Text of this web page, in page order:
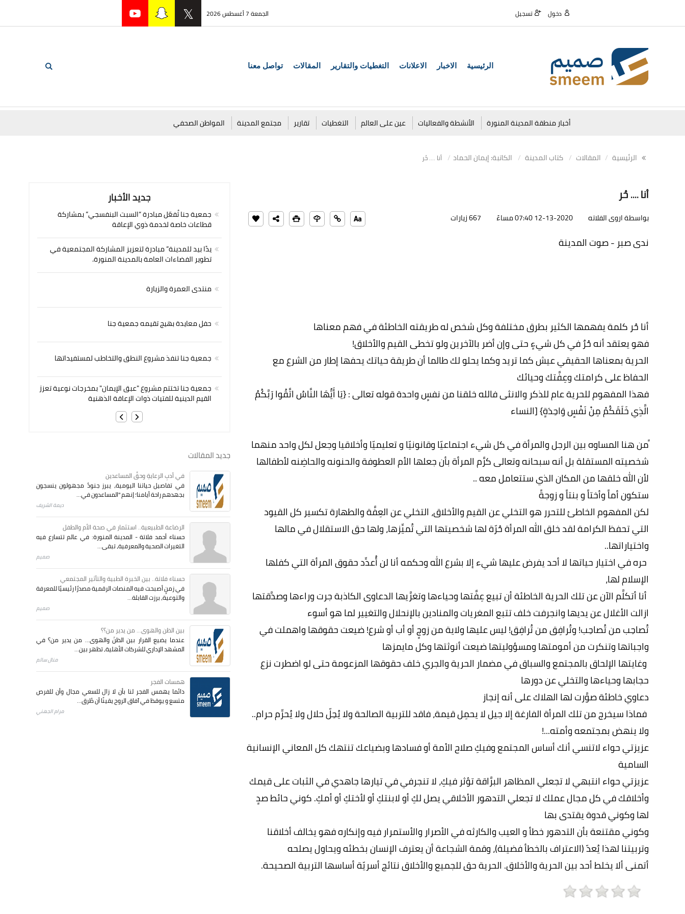
الجمعة 7 أغسطس 2026 دخول تسجيل
الرئيسية الاخبار الاعلانات التغطيات والتقارير المقالات تواصل معنا
أخبار منطقة المدينة المنورة الأنشطة والفعاليات عين على العالم التغطيات تقارير مجتمع المدينة المواطن الصحفي
الرئيسية المقالات كتاب المدينة الكاتبة: إيمان الحماد أنا .... حُر
أنا .... حُر
بواسطة اروى الفلاته 12-13-2020 07:40 مساءً 667 زيارات
ندى صبر - صوت المدينة
أنا حُر كلمة يفهمها الكثير بطرق مختلفة وكل شخص له طريقته الخاطئة في فهم معناها
فهو يعتقد أنه حُرٌ في كل شيءٍ حتى وإن أضر بالآخرين ولو تخطى القيم والأخلاق!
الحرية بمعناها الحقيقي عيش كما تريد وكما يحلو لك طالما أن طريقة حياتك يحفها إطار من الشرع مع
الحفاظ على كرامتك وعِفَّتك وحيائك
فهذا المفهوم للحرية عام للذكر والانثى فالله خلقنا من نفسٍ واحدة قوله تعالى : {يَا أَيُّهَا النَّاسُ اتَّقُوا رَبَّكُمُ
الَّذِي خَلَقَكُمْ مِنْ نَفْسٍ وَاحِدَةٍ} [النساء
ََمن هنا المساوه بين الرجل والمرأة في كل شيء اجتماعيّا وقانونيّا و تعليميّا وأخلاقيا وجعل لكل واحد منهما
شخصيته المستقلة بل أنه سبحانه وتعالى كرَّم المرأة بأن جعلها الأم العطوفة والحنونه والحاضِنه لأطفالها
لأن الله خلقها من المكان الذي ستتعامل معه ..
ستكون أماً وأختاً و بنتاً و زوجةً
لكن المفهوم الخاطئ للتحرر هو التخلي عن القيم والأخلاق، التخلي عن العِفَّة والطهارة تكسير كل القيود
التي تحفظ الكرامة لقد خلق الله المرأة حُرّة لها شخصيتها التي تُميِّزها، ولها حق الاستقلال في مالها
واختياراتها..
‏ حره في اختيار حياتها لا أحد يفرض عليها شيء إلا بشرع الله وحكمه أنا لن أُعدِّد حقوق المرأة التي كفلها
الإسلام لها،
‏ أنا أتكلَّم الآن عن تلك الحرية الخاطئة أن تبيع عِفَّتها وحياءها وتغرَّيها الدعاوى الكاذبة جرت وراءها وصدَّقتها
‏ازالت الأغلال عن يديها وانجرفت خلف تتبع المغريات والمنادين بالإنحلال والتغيير لما هو أسوء
‏تُصاحِب من تُصاحِب! وتُرافِق من تُرافِق! ليس عليها ولاية من زوجٍ أو أب أو شرع! ضيعت حقوقها واهملت في
واجباتها وتنكرت من أمومتها ومسؤوليتها ضيعت أنوثتها وكل مايمزها
‏ وغايتها الإلحاق بالمجتمع والسباق في مضمار الحرية والجري خلف حقوقها المزعومة حتى لو اضطرت نزع
حجابها وحياءها والتخلي عن دورها
دعاوي خاطئة صوَّرت لها الهلاك على أنه إنجاز
‏ فماذا سيخرج من تلك المرأة الفارغة إلا جيل لا يحمِل قيمة، فاقد للتربية الصالحة ولا يُحِلّ حلال ولا يُحرِّم حرام..
ولا ينهض بمجتمعه وأمته...!
عزيزتي حواء لاتنسي أنك أساس المجتمع وفيكِ صلاح الأمة أو فسادها وبضياعك تنتهك كل المعاني الإنسانية
السامية
عزيزتي حواء انتبهي لا تجعلي المظاهر البرَّاقة تؤثر فيكِ، لا تنجرفي في تيارها جاهدي في الثبات على قيمك
وأخلاقك في كل مجال عملك لا تجعلي التدهور الأخلاقي يصل لكِ أو لابنتكِ أو لأختكِ أو أمكِ. كوني حائط صدٍ
لها وكوني قدوة يقتدى بها
وكوني مقتنعة بأن التدهور خطأ و العيب والكارثه في الأصرار والأستمرار فيه وإنكاره فهو يخالف أخلاقنا
وتربيتنا لهذا يُعدّ (الاعتراف بالخطأ فضيلة)، وقمة الشجاعة أن يعترف الإنسان بخطئه ويحاول يصلحه
أتمنى ألا يخلط أحد بين الحرية والأخلاق. الحرية حق للجميع والأخلاق نتائج أسريّة أساسها التربية الصحيحة.
جديد الأخبار
جمعية جنا تُفعّل مبادرة “السبت البنفسجي” بمشاركة
قطاعات خاصة لخدمة ذوي الإعاقة
يدًا بيد للمدينة” مبادرة لتعزيز المشاركة المجتمعية في
تطوير الفضاءات العامة بالمدينة المنورة.
منتدى العمرة والزيارة
حفل معايدة بهيج تقيمه جمعية جنا
جمعية جنا تنفذ مشروع النطق والتخاطب لمستفيداتها
جمعية جنا تختتم مشروع "عبق الإيمان" بمخرجات نوعية تعزز
القيم الدينية للفتيات ذوات الإعاقة الذهنية
جديد المقالات
في أدبِ الرعايةِ وحقِّ المساعدين
في تفاصيل حياتنا اليومية، يبرز جنودٌ مجهولون ينسجون
بجهدهم راحة أيامنا؛ إنهم "المساعدون في...
ديمة الشريف
الرضاعة الطبيعية.. استثمار في صحة الأم والطفل
حسناء أحمد فلاتة - المدينة المنورة: في عالم تتسارع فيه
التغيرات الصحية والمعرفية، تبقى...
صميم
حسناء فلاتة.. بين الخبرة الطبية والتأثير المجتمعي
في زمنٍ أصبحت فيه المنصات الرقمية مصدرًا رئيسيًا للمعرفة
والتوعية، برزت القابلة...
صميم
بين الظن والهوى... من يدير من؟؟
عندما يضيع القرار بين الظنّ والهوى… من يدير من؟ في
المشهد الإداري للشركات الأهلية، تظهر بين...
منال سالم
همسات الفجر
دائما يهمس الفجر لنا بأن لا زال للسعي مجال وأن للفرص
متسع و يوقظ في آفاق الروح يقينًا أن طُرق...
مرام الجهني